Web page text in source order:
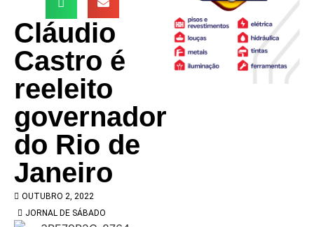
Cláudio
Castro é
reeleito
governador
do Rio de
Janeiro
OUTUBRO 2, 2022
JORNAL DE SÁBADO